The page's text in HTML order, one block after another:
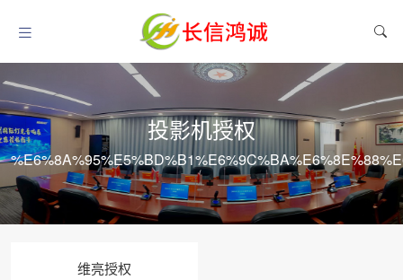
投影机授权
维亮授权